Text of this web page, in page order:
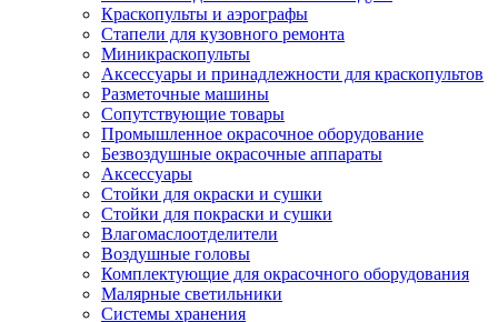
Краскопульты и аэрографы
Стапели для кузовного ремонта
Миникраскопульты
Аксессуары и принадлежности для краскопультов
Разметочные машины
Сопутствующие товары
Промышленное окрасочное оборудование
Безвоздушные окрасочные аппараты
Аксессуары
Стойки для окраски и сушки
Стойки для покраски и сушки
Влагомаслоотделители
Воздушные головы
Комплектующие для окрасочного оборудования
Малярные светильники
Системы хранения